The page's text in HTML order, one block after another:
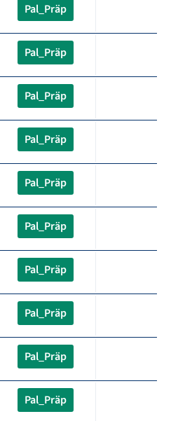
Pal_Präp
Pal_Präp
Pal_Präp
Pal_Präp
Pal_Präp
Pal_Präp
Pal_Präp
Pal_Präp
Pal_Präp
Pal_Präp